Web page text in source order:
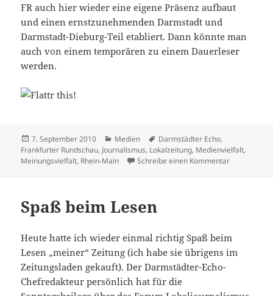
FR auch hier wieder eine eigene Präsenz aufbaut
und einen ernstzunehmenden Darmstadt und
Darmstadt-Dieburg-Teil etabliert. Dann könnte man
auch von einem temporären zu einem Dauerleser
werden.
Veröffentlicht
am
7. September 2010 Kategorien
Medien Schlagwörter
Darmstädter Echo,
Frankfurter Rundschau, Journalismus, Lokalzeitung, Medienvielfalt,
Meinungsvielfalt, Rhein-Main Schreibe einen Kommentarzu Gehe
Spaß beim Lesen
Heute hatte ich wieder einmal richtig Spaß beim
Lesen „meiner“ Zeitung (ich habe sie übrigens im
Zeitungsladen gekauft). Der Darmstädter-Echo-
Chefredakteur persönlich hat für die